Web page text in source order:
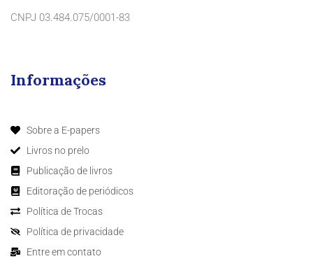
CNPJ 03.484.075/0001-83
Informações
Sobre a E-papers
Livros no prelo
Publicação de livros
Editoração de periódicos
Política de Trocas
Política de privacidade
Entre em contato